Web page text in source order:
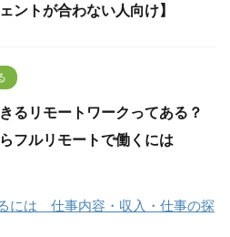
ントが合わない人向け】
るリモートワークってある？
フルリモートで働くには
には 仕事内容・収入・仕事の探